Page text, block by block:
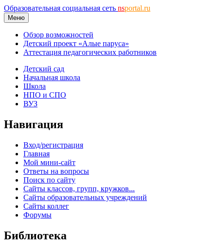
Образовательная социальная сеть nsportal.ru
Меню
Обзор возможностей
Детский проект «Алые паруса»
Аттестация педагогических работников
Детский сад
Начальная школа
Школа
НПО и СПО
ВУЗ
Навигация
Вход/регистрация
Главная
Мой мини-сайт
Ответы на вопросы
Поиск по сайту
Сайты классов, групп, кружков...
Сайты образовательных учреждений
Сайты коллег
Форумы
Библиотека